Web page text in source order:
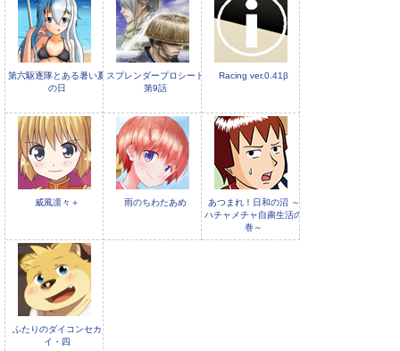
50%OFF ひまわり3 50%OFF 恋人ごっこ
第六駆逐隊とある暑い夏
の日
スプレンダープロシード
第9話
Racing ver.0.41β
威風凛々＋ 雨のちわたあめ
あつまれ！日和の沼 ～
ハチャメチャ自粛生活の
巻～
ふたりのダイコンセカ
イ・四